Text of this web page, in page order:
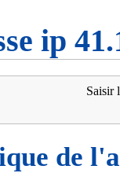
ip
Saisir
de